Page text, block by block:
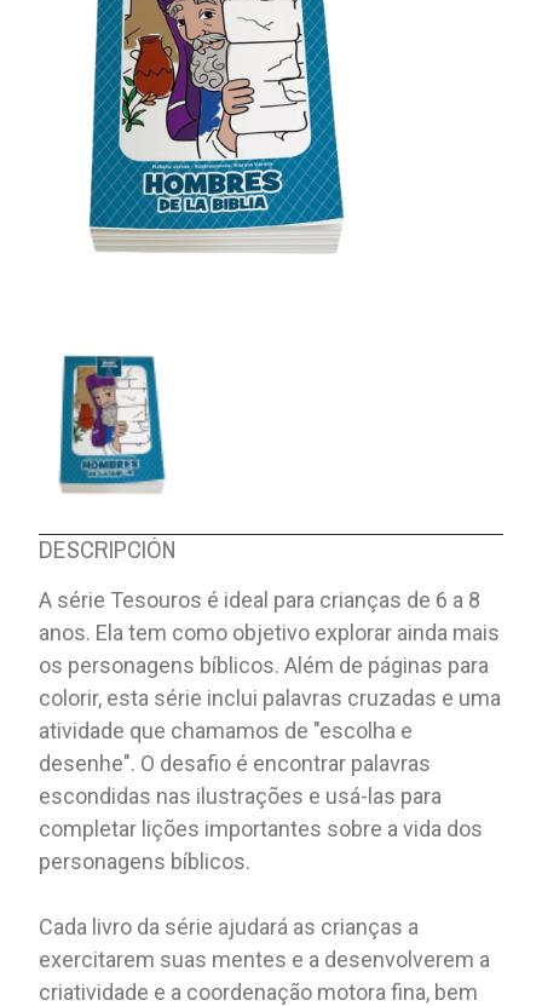
DESCRIPCIÓN
A série Tesouros é ideal para crianças de 6 a 8
anos. Ela tem como objetivo explorar ainda mais
os personagens bíblicos. Além de páginas para
colorir, esta série inclui palavras cruzadas e uma
atividade que chamamos de "escolha e
desenhe". O desafio é encontrar palavras
escondidas nas ilustrações e usá-las para
completar lições importantes sobre a vida dos
personagens bíblicos.
Cada livro da série ajudará as crianças a
exercitarem suas mentes e a desenvolverem a
criatividade e a coordenação motora fina, bem